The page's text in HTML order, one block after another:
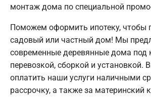
монтаж дома по специальной
Поможем оформить ипотеку, чтобы
садовый или частный дом! Мы
современные деревянные дома под
перевозкой, сборкой и установкой.
оплатить наши услуги наличными
рассрочку, а также за материнский